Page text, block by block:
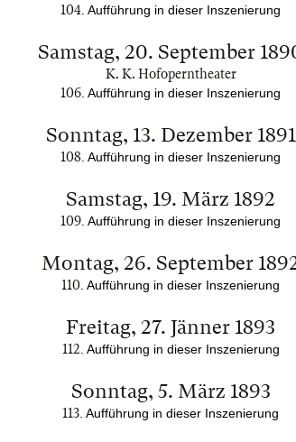
104 . Aufführung in dieser Inszenierung
Samstag, 20. September
K. K. Hofoperntheater
106 . Aufführung in dieser Inszenierung
Sonntag, 13. Dezember 1891
108 . Aufführung in dieser Inszenierung
Samstag, 19. März 1892
109 . Aufführung in dieser Inszenierung
Montag, 26. September
110 . Aufführung in dieser Inszenierung
Freitag, 27. Jänner 1893
112 . Aufführung in dieser Inszenierung
Sonntag, 5. März 1893
113 . Aufführung in dieser Inszenierung